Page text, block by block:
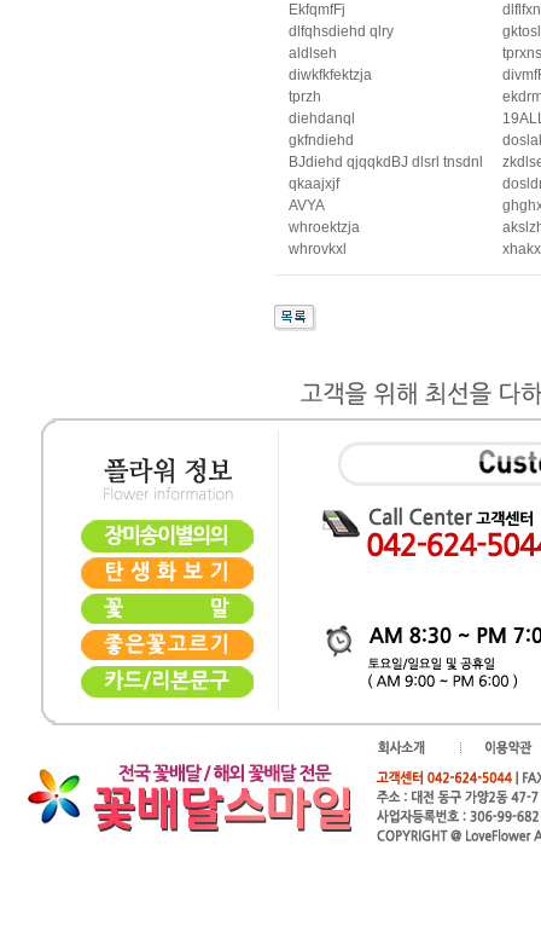
EkfqmfFj
dlfqhsdiehd qlry
aldlseh
diwkfkfektzja
tprzh
diehdanql
gkfndiehd
BJdiehd qjqqkdBJ dlsrl tnsdnl
qkaajxjf
AVYA
whroektzja
whrovkxl
tprxns